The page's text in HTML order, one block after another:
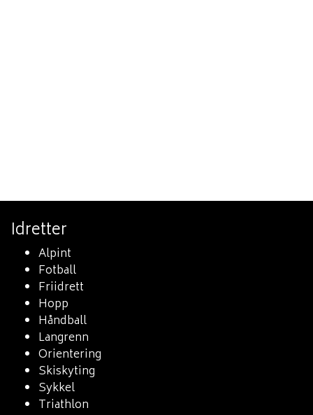
Idretter
Alpint
Fotball
Friidrett
Hopp
Håndball
Langrenn
Orientering
Skiskyting
Sykkel
Triathlon